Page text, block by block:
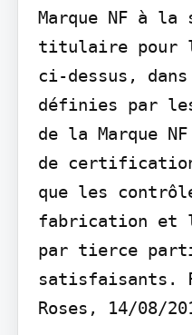
Marque NF à
titulaire pour
ci-dessus,
définies par
de la Marque
de
que les
fabrication et
par tierce
satisfaisants.
Roses, 14/08/